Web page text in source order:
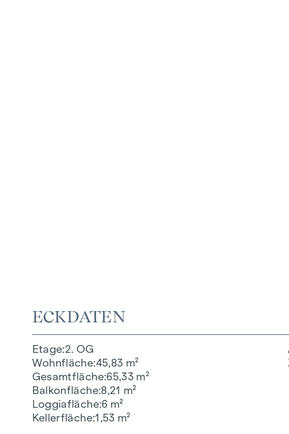
ECKDATEN
Etage 2. OG
Wohnfläche 45,83 m²
Gesamtfläche 65,33 m²
Balkonfläche 8,21 m²
Loggiafläche 6 m²
Kellerfläche 1,53 m²